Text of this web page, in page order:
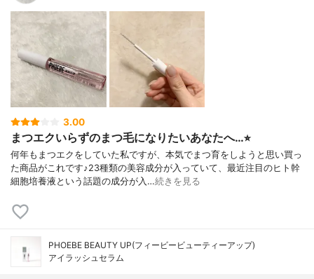
3.00
まつエクいらずのまつ毛になりたいあなたへ…⭐︎
何年もまつエクをしていた私ですが、本気でまつ育をしようと思い買っ
た商品がこれです♪23種類の美容成分が入っていて、最近注目のヒト幹
細胞培養液という話題の成分が入…続きを見る
PHOEBE BEAUTY UP(フィービービューティーアップ)
アイラッシュセラム